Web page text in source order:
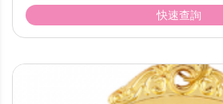
快速查詢